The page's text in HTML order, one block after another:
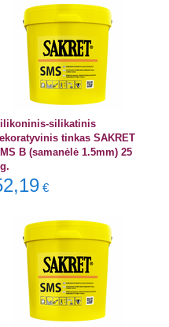
silikatinis
tinkas SAKRET
B (samanėlė 1.5mm) 25
€